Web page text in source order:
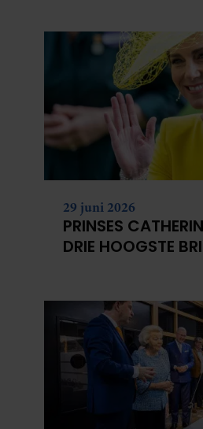
29 juni 2026
PRINSES
DRIE HOOGSTE